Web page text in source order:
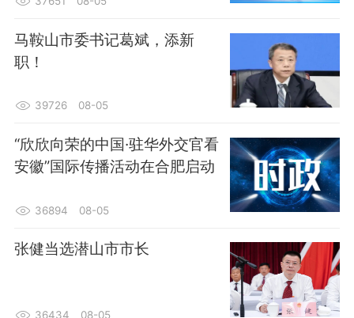
马鞍山市委书记葛斌，添新
职！
39726 08-05
“欣欣向荣的中国·驻华外交官看
安徽”国际传播活动在合肥启动
36894 08-05
张健当选潜山市市长
36434 08-05